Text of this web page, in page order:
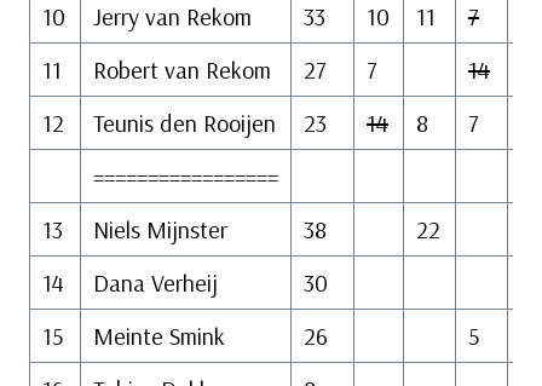
10
Jerry van Rekom 33 10 11 7
11
Robert van Rekom 27 7
14
12
Teunis den Rooijen 23 14 8
7
=================
13
Niels Mijnster 38
22
14
Dana Verheij 30
15
Meinte Smink 26 5